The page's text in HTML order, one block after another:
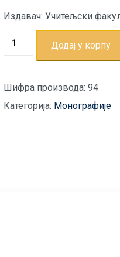
Издавач: Учитељски
Додај у корпу
Шифра производа: 94
Категорија: Монографије